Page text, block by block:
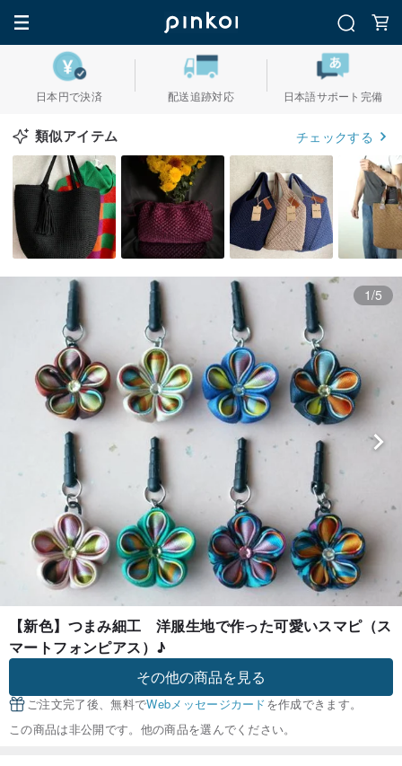
日本円で決済 配送追跡対応 日本語サポート完備
類似アイテム チェックする
1/5
【新色】つまみ細工 洋服生地で作った可愛いスマピ（ス
マートフォンピアス）♪
その他の商品を見る
ご注文完了後、無料でWebメッセージカードを作成できます。
この商品は非公開です。他の商品を選んでください。